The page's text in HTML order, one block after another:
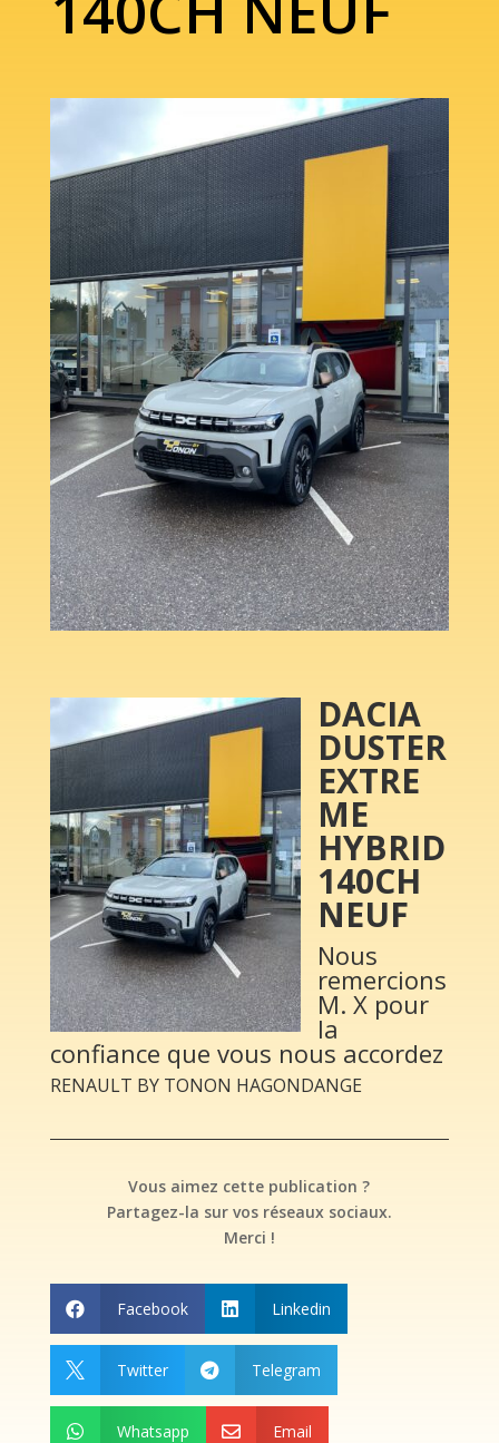
DACIA
DUSTER
EXTRE
ME
HYBRID
140CH
NEUF
Nous
remercions
M. X pour
la
confiance que vous nous accordez
RENAULT BY TONON HAGONDANGE
Vous aimez cette publication ?
Partagez-la sur vos réseaux sociaux.
Merci !
 Facebook  Linkedin
 Twitter  Telegram
 Whatsapp  Email